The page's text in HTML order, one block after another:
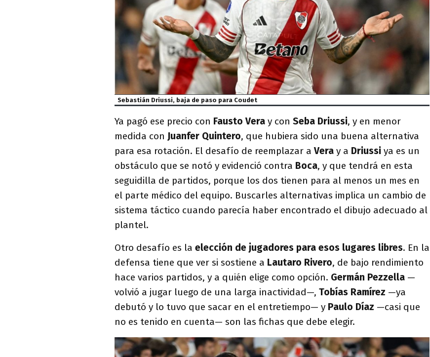
Sebastián Driussi, baja de paso para Coudet
Ya pagó ese precio con Fausto Vera y con Seba Driussi, y en menor
medida con Juanfer Quintero, que hubiera sido una buena alternativa
para esa rotación. El desafío de reemplazar aVera y a Driussi ya es un
obstáculo que se notó y evidenció contra Boca, y que tendrá en esta
seguidilla de partidos, porque los dos tienen para al menos un mes en
el parte médico del equipo. Buscarles alternativas implica un cambio de
sistema táctico cuando parecía haber encontrado el dibujo adecuado al
plantel.
Otro desafío es la elección de jugadores para esos lugares libres. En la
defensa tiene que ver si sostiene a Lautaro Rivero, de bajo rendimiento
hace varios partidos, y a quién elige como opción. Germán Pezzella —
volvió a jugar luego de una larga inactividad—, Tobías Ramírez —ya
debutó y lo tuvo que sacar en el entretiempo— y Paulo Díaz —casi que
no es tenido en cuenta— son las fichas que debe elegir.